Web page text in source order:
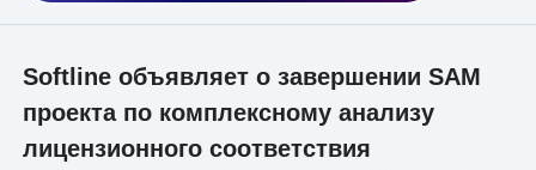
Softline объявляет о завершении SAM
проекта по комплексному анализу
лицензионного соответствия